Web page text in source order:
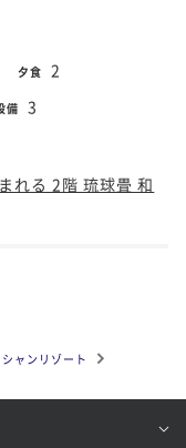
夕食 2
備 3
れる 2階 琉球畳 和
ャンリゾート